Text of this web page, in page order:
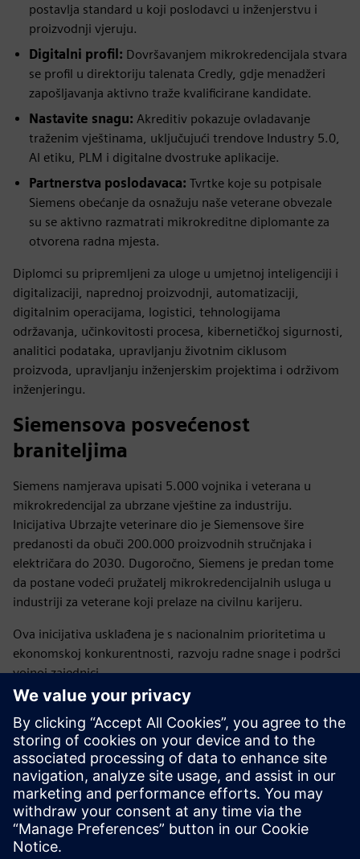
postavlja standard u koji poslodavci u inženjerstvu i
proizvodnji vjeruju.
Digitalni profil: Dovršavanjem mikrokredencijala stvara
se profil u direktoriju talenata Credly, gdje menadžeri
zapošljavanja aktivno traže kvalificirane kandidate.
Nastavite snagu: Akreditiv pokazuje ovladavanje
traženim vještinama, uključujući trendove Industry 5.0,
AI etiku, PLM i digitalne dvostruke aplikacije.
Partnerstva poslodavaca: Tvrtke koje su potpisale
Siemens obećanje da osnažuju naše veterane obvezale
su se aktivno razmatrati mikrokreditne diplomante za
otvorena radna mjesta.
Diplomci su pripremljeni za uloge u umjetnoj inteligenciji i
digitalizaciji, naprednoj proizvodnji, automatizaciji,
digitalnim operacijama, logistici, tehnologijama
održavanja, učinkovitosti procesa, kibernetičkoj sigurnosti,
analitici podataka, upravljanju životnim ciklusom
proizvoda, upravljanju inženjerskim projektima i održivom
inženjeringu.
Siemensova posvećenost
braniteljima
Siemens namjerava upisati 5.000 vojnika i veterana u
mikrokredencijal za ubrzane vještine za industriju.
Inicijativa Ubrzajte veterinare dio je Siemensove šire
predanosti da obuči 200.000 proizvodnih stručnjaka i
električara do 2030. Dugoročno, Siemens je predan tome
da postane vodeći pružatelj mikrokredencijalnih usluga u
industriji za veterane koji prelaze na civilnu karijeru.
Ova inicijativa usklađena je s nacionalnim prioritetima u
ekonomskoj konkurentnosti, razvoju radne snage i podršci
vojnoj zajednici.
Vaša služba vas je pripremila za vodstvo. Dopustite nam da
vas pripremimo za vašu sljedeću misiju.
Saznajte više o mikrokreditnom programu Expedite for
Vets i upišite se već danas →
Objavljeno: 2. lipnja 2026